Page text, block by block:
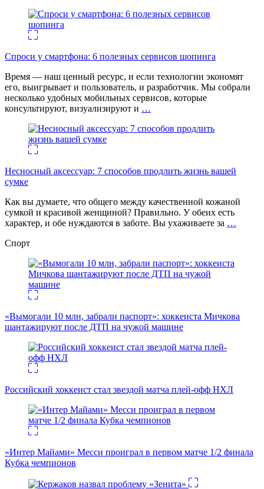
Спроси у смартфона: 6 полезных cервисов шопинга
Время — наш ценный ресурс, и если технологии экономят
его, выигрывает и пользователь, и разработчик. Мы собрали
несколько удобных мобильных сервисов, которые
консультируют, визуализируют и …
Несносный аксессуар: 7 способов продлить жизнь вашей
сумке
Как вы думаете, что общего между качественной кожаной
сумкой и красивой женщиной? Правильно. У обеих есть
характер, и обе нуждаются в заботе. Вы ухаживаете за …
Спорт
«Вымогали 10 млн, забрали паспорт»: хоккеиста Мичкова
шантажируют после ДТП на чужой машине
Российский хоккеист стал звездой матча плей-офф НХЛ
«Интер Майами» Месси проиграл в первом матче 1/2 финала
Кубка чемпионов